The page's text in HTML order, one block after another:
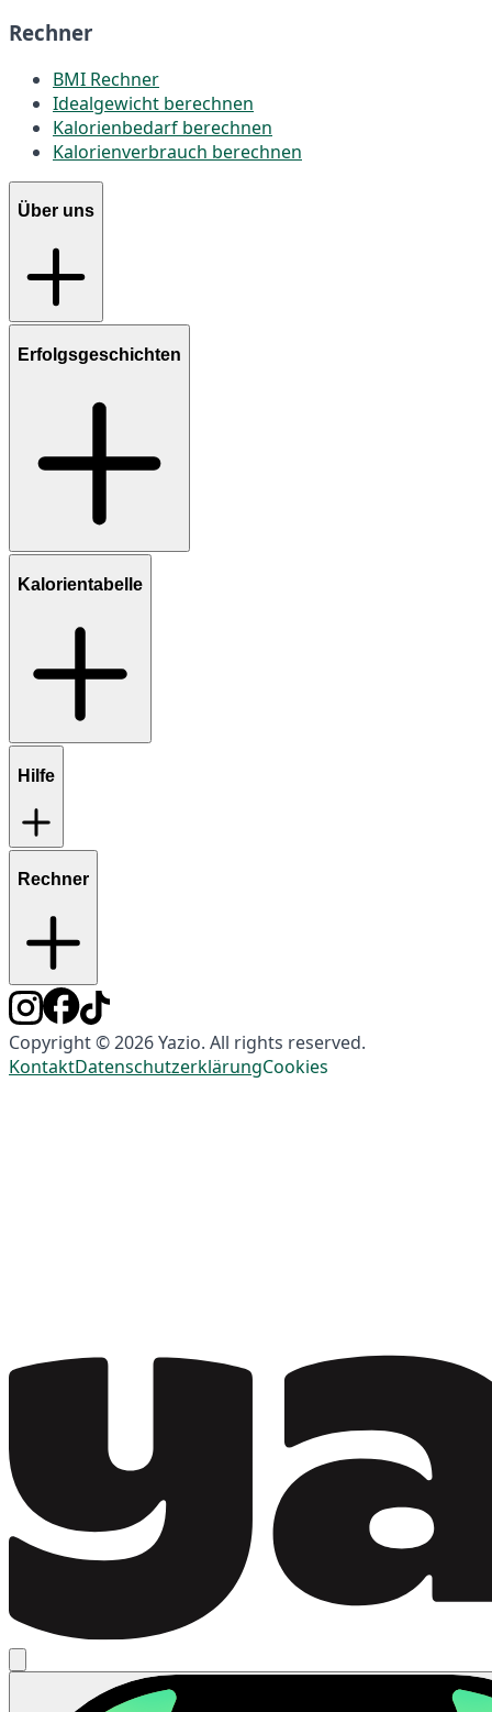
Rechner
BMI Rechner
Idealgewicht berechnen
Kalorienbedarf berechnen
Kalorienverbrauch berechnen
Über uns
Erfolgsgeschichten
Kalorientabelle
Hilfe
Rechner
Copyright © 2026 Yazio. All rights reserved.
KontaktDatenschutzerklärungCookies